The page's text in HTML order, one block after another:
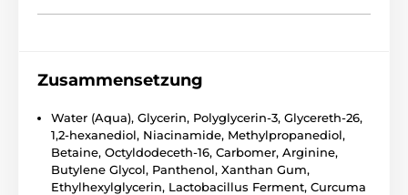
Zusammensetzung
Water (Aqua), Glycerin, Polyglycerin-3, Glycereth-26,
1,2-hexanediol, Niacinamide, Methylpropanediol,
Betaine, Octyldodeceth-16, Carbomer, Arginine,
Butylene Glycol, Panthenol, Xanthan Gum,
Ethylhexylglycerin, Lactobacillus Ferment, Curcuma